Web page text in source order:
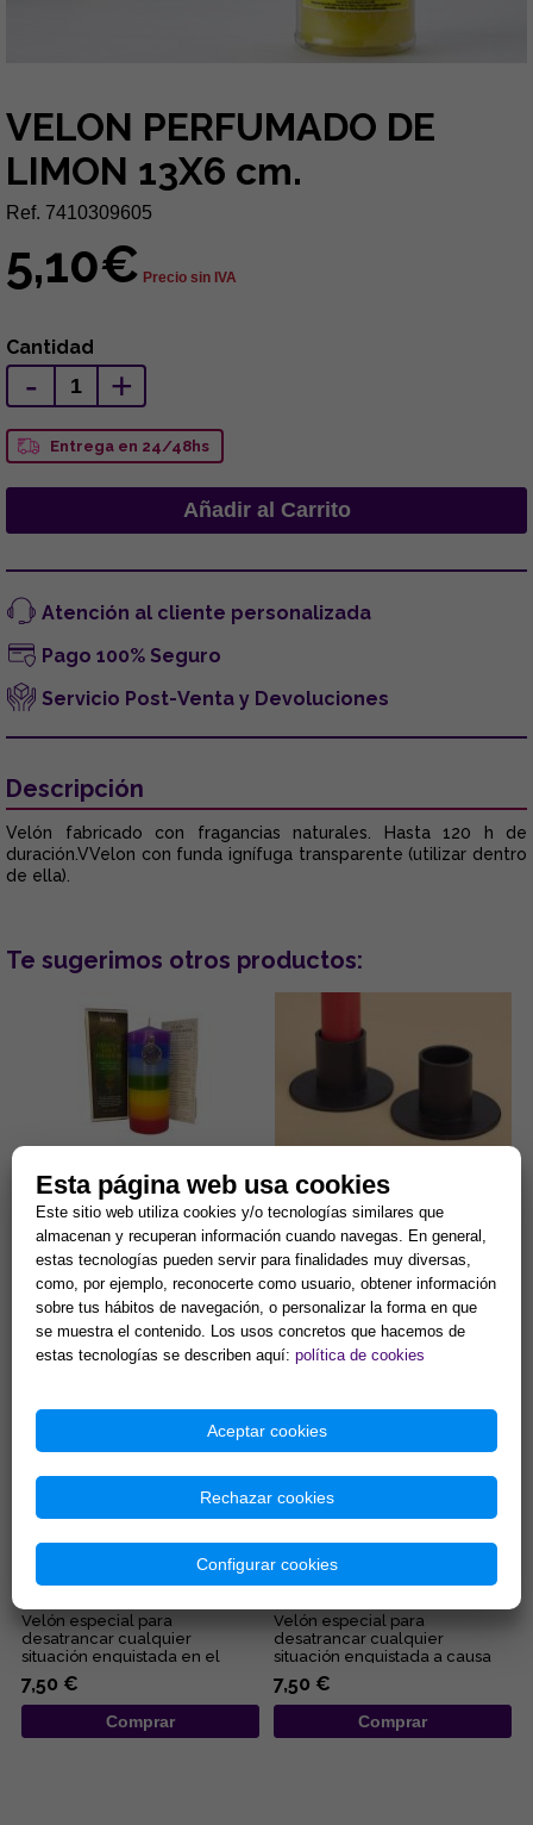
VELON PERFUMADO DE
LIMON 13X6 cm.
Ref. 7410309605
5,10€ Precio sin IVA
Cantidad
- +
Entrega en 24/48hs
Atención al cliente personalizada
Pago 100% Seguro
Servicio Post-Venta y Devoluciones
Descripción
Velón fabricado con fragancias naturales. Hasta 120 h de
duración.VVelon con funda ignífuga transparente (utilizar dentro
de ella).
Te sugerimos otros productos:
VELON DE LOS 7 CHAKRAS
ESPECIAL (Para equilibrio
energético)
Velon esotérico 15 x 6 cm. 3
días de combustión
aproximadamente. Especial
para equilibrio interno y
activación...
13,00 €
Comprar
PORTAVELAS METÁLICO Y
NEGRO PARA VELAS 2 CM
DIAMETRO
Portavelas metálico y negro
para velas 2 cm. diámetro. El
soporte de la vela es
representativo del
conocimient...
2,90 €
Comprar
VELON DESATANUDOS ROJO
(AMOR)
Velón especial para
desatrancar cualquier
situación enquistada en el
ámbito amoroso y sexual....
7,50 €
Comprar
VELON DESATANUDOS NEGRO
Velón especial para
desatrancar cualquier
situación enquistada a causa
de maleficios y malas artes....
7,50 €
Comprar
Esta página web usa cookies
Este sitio web utiliza cookies y/o tecnologías similares que
almacenan y recuperan información cuando navegas. En general,
estas tecnologías pueden servir para finalidades muy diversas,
como, por ejemplo, reconocerte como usuario, obtener información
sobre tus hábitos de navegación, o personalizar la forma en que
se muestra el contenido. Los usos concretos que hacemos de
estas tecnologías se describen aquí: política de cookies
Aceptar cookies
Rechazar cookies
Configurar cookies